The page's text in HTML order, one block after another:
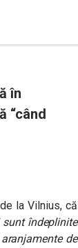
în
“când
la Vilnius, că
îndeplinite
de